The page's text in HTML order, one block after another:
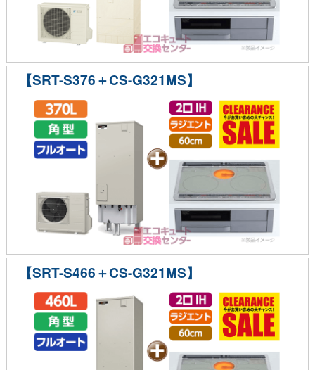
【SRT-S376＋CS-G321MS】
【SRT-S466＋CS-G321MS】